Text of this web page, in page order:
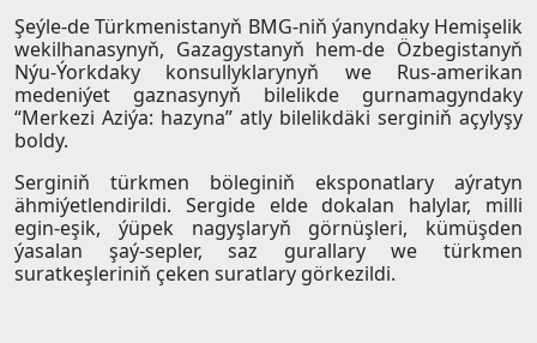
Şeýle-de Türkmenistanyň BMG-niň ýanyndaky Hemişelik
wekilhanasynyň, Gazagystanyň hem-de Özbegistanyň
Nýu-Ýorkdaky konsullyklarynyň we Rus-amerikan
medeniýet gaznasynyň bilelikde gurnamagyndaky
“Merkezi Aziýa: hazyna” atly bilelikdäki serginiň açylyşy
boldy.
Serginiň türkmen böleginiň eksponatlary aýratyn
ähmiýetlendirildi. Sergide elde dokalan halylar, milli
egin-eşik, ýüpek nagyşlaryň görnüşleri, kümüşden
ýasalan şaý-sepler, saz gurallary we türkmen
suratkeşleriniň çeken suratlary görkezildi.